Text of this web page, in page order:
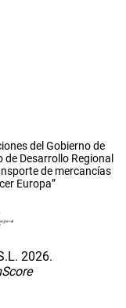
del Gobierno de
Desarrollo Regional
de mercancías
Europa”
2026.